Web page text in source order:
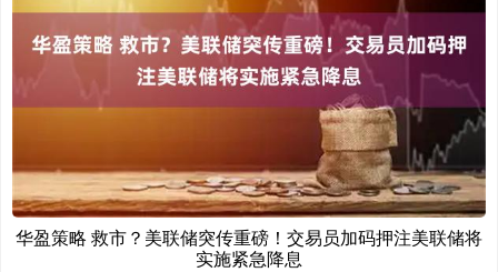
华盈策略 救市？美联储突传重磅！交易员加码押注美联储将
实施紧急降息